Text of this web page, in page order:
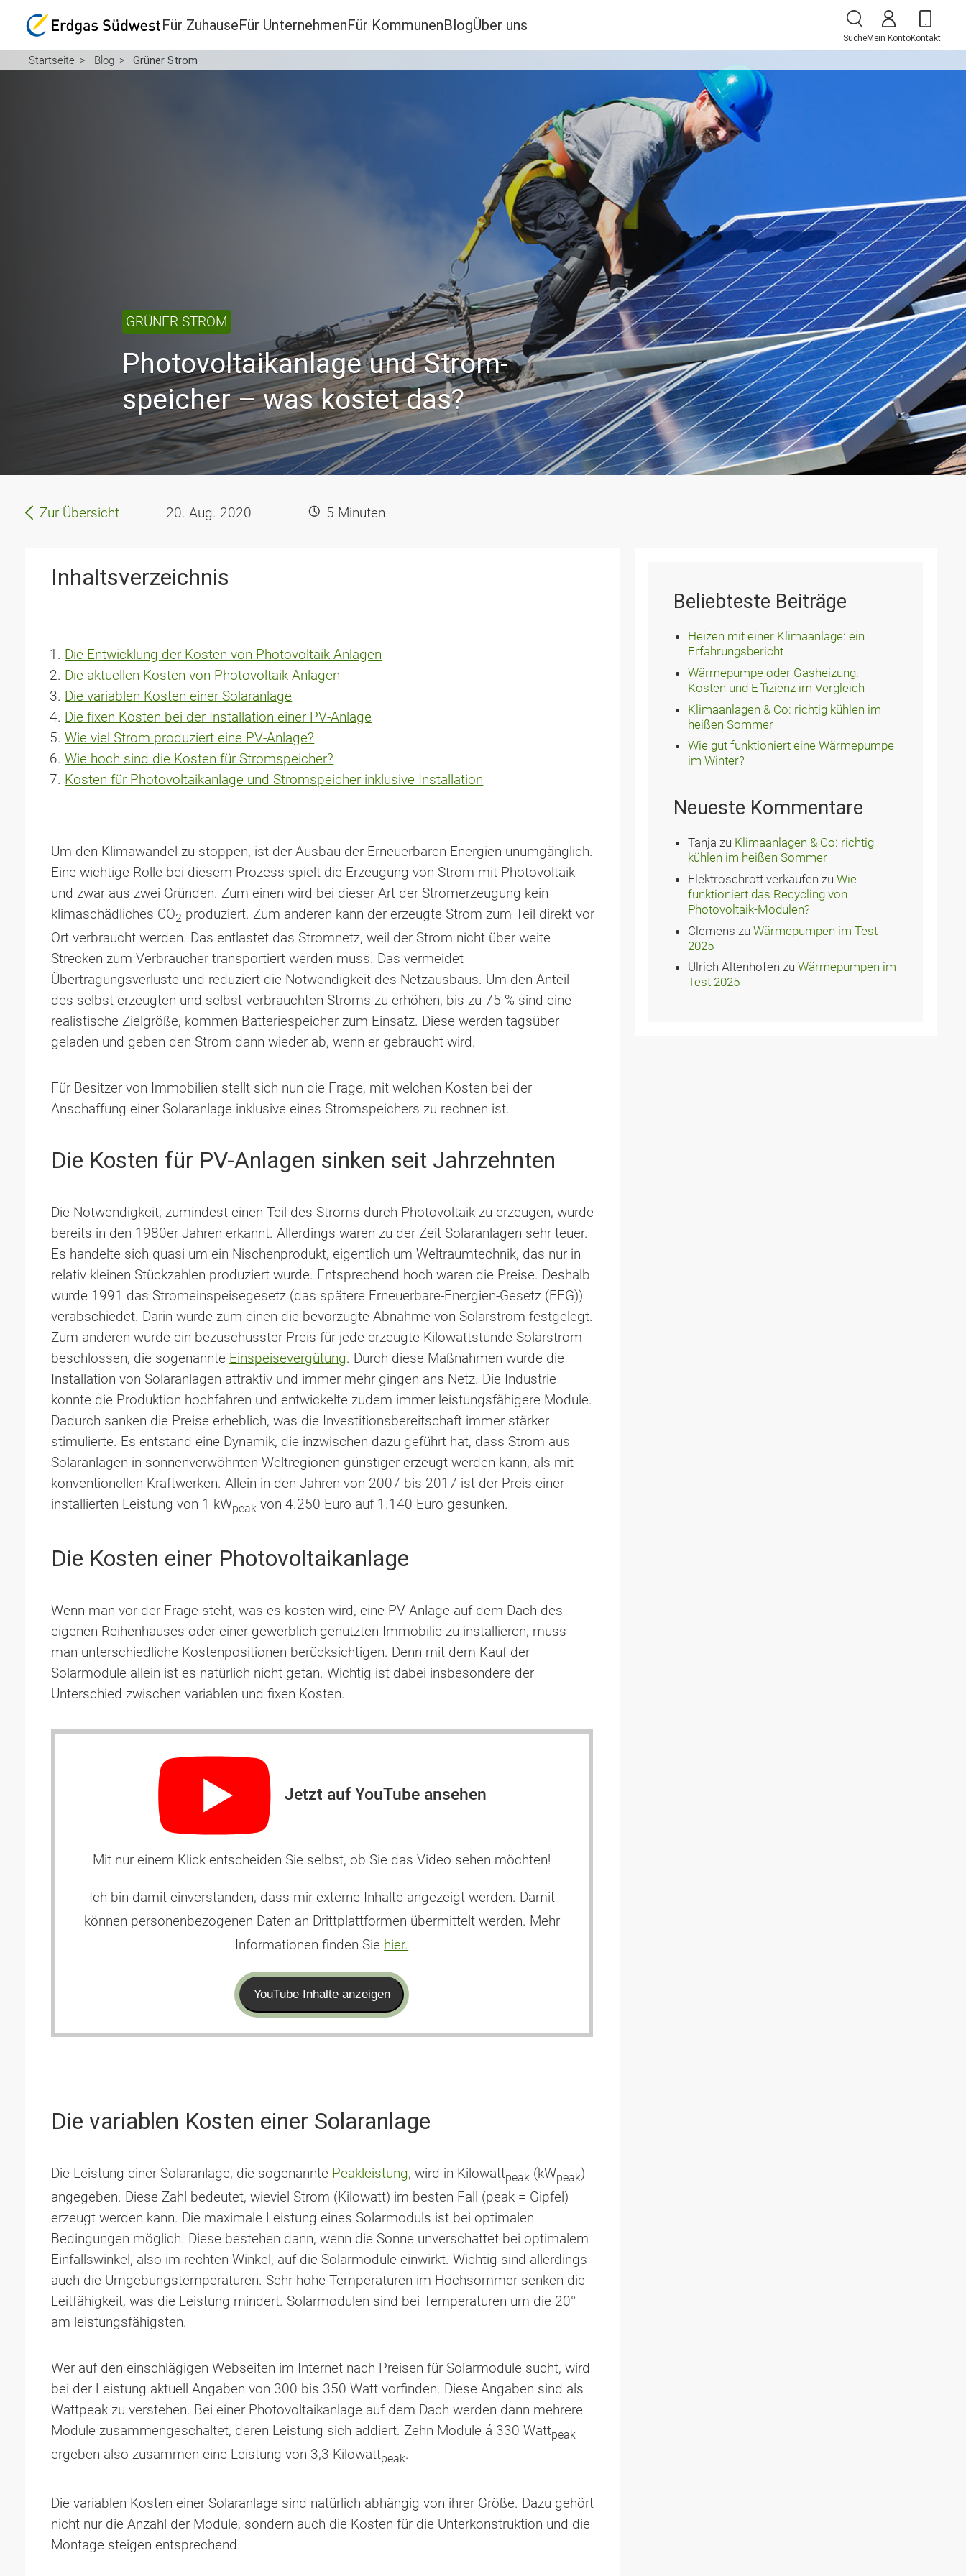
Für ZuhauseFür UnternehmenFür KommunenBlogÜber uns
SucheMein KontoKontakt
Startseite Blog Grüner Strom
GRÜNER STROM
Photo­voltaik­anlage und Strom­
speicher – was kostet das?
Zur Übersicht 20. Aug. 2020 5 Minuten
Inhaltsverzeichnis
Die Entwicklung der Kosten von Photovoltaik-Anlagen
Die aktuellen Kosten von Photovoltaik-Anlagen
Die variablen Kosten einer Solaranlage
Die fixen Kosten bei der Installation einer PV-Anlage
Wie viel Strom produziert eine PV-Anlage?
Wie hoch sind die Kosten für Stromspeicher?
Kosten für Photovoltaikanlage und Stromspeicher inklusive Installation
Um den Klimawandel zu stoppen, ist der Ausbau der Erneuerbaren Energien unumgänglich.
Eine wichtige Rolle bei diesem Prozess spielt die Erzeugung von Strom mit Photovoltaik
und zwar aus zwei Gründen. Zum einen wird bei dieser Art der Stromerzeugung kein
klimaschädliches CO2 produziert. Zum anderen kann der erzeugte Strom zum Teil direkt vor
Ort verbraucht werden. Das entlastet das Stromnetz, weil der Strom nicht über weite
Strecken zum Verbraucher transportiert werden muss. Das vermeidet
Übertragungsverluste und reduziert die Notwendigkeit des Netzausbaus. Um den Anteil
des selbst erzeugten und selbst verbrauchten Stroms zu erhöhen, bis zu 75 % sind eine
realistische Zielgröße, kommen Batteriespeicher zum Einsatz. Diese werden tagsüber
geladen und geben den Strom dann wieder ab, wenn er gebraucht wird.
Für Besitzer von Immobilien stellt sich nun die Frage, mit welchen Kosten bei der
Anschaffung einer Solaranlage inklusive eines Stromspeichers zu rechnen ist.
Die Kosten für PV-Anlagen sinken seit Jahrzehnten
Die Notwendigkeit, zumindest einen Teil des Stroms durch Photovoltaik zu erzeugen, wurde
bereits in den 1980er Jahren erkannt. Allerdings waren zu der Zeit Solaranlagen sehr teuer.
Es handelte sich quasi um ein Nischenprodukt, eigentlich um Weltraumtechnik, das nur in
relativ kleinen Stückzahlen produziert wurde. Entsprechend hoch waren die Preise. Deshalb
wurde 1991 das Stromeinspeisegesetz (das spätere Erneuerbare-Energien-Gesetz (EEG))
verabschiedet. Darin wurde zum einen die bevorzugte Abnahme von Solarstrom festgelegt.
Zum anderen wurde ein bezuschusster Preis für jede erzeugte Kilowattstunde Solarstrom
beschlossen, die sogenannte Einspeisevergütung. Durch diese Maßnahmen wurde die
Installation von Solaranlagen attraktiv und immer mehr gingen ans Netz. Die Industrie
konnte die Produktion hochfahren und entwickelte zudem immer leistungsfähigere Module.
Dadurch sanken die Preise erheblich, was die Investitionsbereitschaft immer stärker
stimulierte. Es entstand eine Dynamik, die inzwischen dazu geführt hat, dass Strom aus
Solaranlagen in sonnenverwöhnten Weltregionen günstiger erzeugt werden kann, als mit
konventionellen Kraftwerken. Allein in den Jahren von 2007 bis 2017 ist der Preis einer
installierten Leistung von 1 kWpeak von 4.250 Euro auf 1.140 Euro gesunken.
Die Kosten einer Photovoltaikanlage
Wenn man vor der Frage steht, was es kosten wird, eine PV-Anlage auf dem Dach des
eigenen Reihenhauses oder einer gewerblich genutzten Immobilie zu installieren, muss
man unterschiedliche Kostenpositionen berücksichtigen. Denn mit dem Kauf der
Solarmodule allein ist es natürlich nicht getan. Wichtig ist dabei insbesondere der
Unterschied zwischen variablen und fixen Kosten.
Jetzt auf YouTube ansehen
Mit nur einem Klick entscheiden Sie selbst, ob Sie das Video sehen möchten!
Ich bin damit einverstanden, dass mir externe Inhalte angezeigt werden. Damit
können personenbezogenen Daten an Drittplattformen übermittelt werden. Mehr
Informationen finden Sie hier.
YouTube Inhalte anzeigen
Die variablen Kosten einer Solaranlage
Die Leistung einer Solaranlage, die sogenannte Peakleistung, wird in Kilowattpeak (kWpeak)
angegeben. Diese Zahl bedeutet, wieviel Strom (Kilowatt) im besten Fall (peak = Gipfel)
erzeugt werden kann. Die maximale Leistung eines Solarmoduls ist bei optimalen
Bedingungen möglich. Diese bestehen dann, wenn die Sonne unverschattet bei optimalem
Einfallswinkel, also im rechten Winkel, auf die Solarmodule einwirkt. Wichtig sind allerdings
auch die Umgebungstemperaturen. Sehr hohe Temperaturen im Hochsommer senken die
Leitfähigkeit, was die Leistung mindert. Solarmodulen sind bei Temperaturen um die 20°
am leistungsfähigsten.
Wer auf den einschlägigen Webseiten im Internet nach Preisen für Solarmodule sucht, wird
bei der Leistung aktuell Angaben von 300 bis 350 Watt vorfinden. Diese Angaben sind als
Wattpeak zu verstehen. Bei einer Photovoltaikanlage auf dem Dach werden dann mehrere
Module zusammengeschaltet, deren Leistung sich addiert. Zehn Module á 330 Wattpeak
ergeben also zusammen eine Leistung von 3,3 Kilowattpeak.
Die variablen Kosten einer Solaranlage sind natürlich abhängig von ihrer Größe. Dazu gehört
nicht nur die Anzahl der Module, sondern auch die Kosten für die Unterkonstruktion und die
Montage steigen entsprechend.
Beliebteste Beiträge
Heizen mit einer Klimaanlage: ein
Erfahrungsbericht
Wärmepumpe oder Gasheizung:
Kosten und Effizienz im Vergleich
Klimaanlagen & Co: richtig kühlen im
heißen Sommer
Wie gut funktioniert eine Wärmepumpe
im Winter?
Neueste Kommentare
Tanja zu Klimaanlagen & Co: richtig
kühlen im heißen Sommer
Elektroschrott verkaufen zuWie
funktioniert das Recycling von
Photovoltaik-Modulen?
Clemens zuWärmepumpen im Test
2025
Ulrich Altenhofen zuWärmepumpen im
Test 2025